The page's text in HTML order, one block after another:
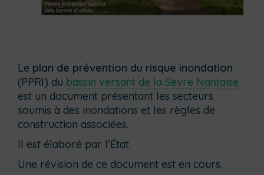
Le plan de prévention du risque inondation
(PPRI) du bassin versant de la Sèvre Nantaise
est un document présentant les secteurs
soumis à des inondations et les règles de
construction associées.
Il est élaboré par l’État.
Une révision de ce document est en cours.